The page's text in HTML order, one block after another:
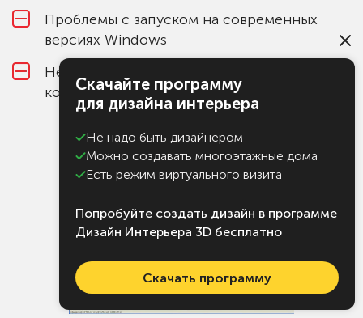
Проблемы с запуском на современных
версиях Windows
Нет сантехники и банных печей в
коллекции моделей
Скачайте программу
для дизайна интерьера
Не надо быть дизайнером
Можно создавать многоэтажные дома
Есть режим виртуального визита
Попробуйте создать дизайн в программе
Дизайн Интерьера 3D бесплатно
Скачать программу